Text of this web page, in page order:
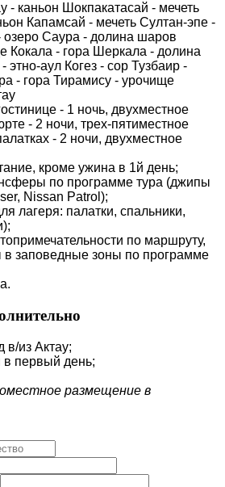
- каньон Шокпакатасай - мечеть
Капамсай - мечеть Султан-эпе -
Саура - долина шаров
Кокала - гора Шеркала - долина
этно-аул Когез - сор Тузбаир -
- гора Тирамису - урочище
- 1 ночь, двухместное
- 2 ночи, трех-пятиместное
- 2 ночи, двухместное
кроме ужина в 1й день;
по программе тура (джипы
Nissan Patrol);
лагеря: палатки, спальники,
по маршруту,
в заповедные зоны по программе
в/из Актау;
в первый день;
размещение в